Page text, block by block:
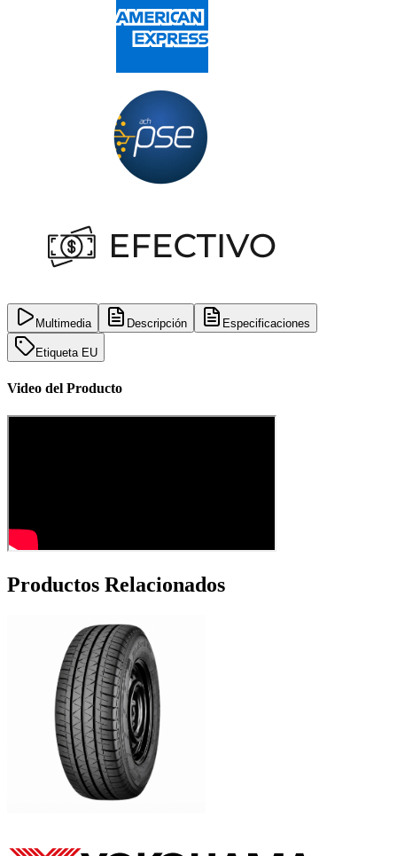
Multimedia Descripción Especificaciones
Etiqueta EU
Video del Producto
Productos Relacionados